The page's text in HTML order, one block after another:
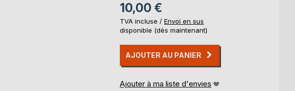
10,00 €
TVA incluse / Envoi en sus
disponible (dès maintenant)
AJOUTER AU PANIER
Ajouter à ma liste d'envies